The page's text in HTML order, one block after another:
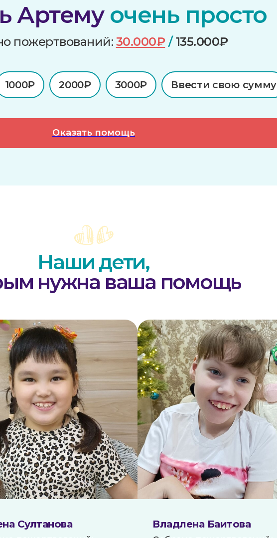
Артему очень просто
пожертвований: 30.000₽ /135.000₽
1000₽ 2000₽ 3000₽ Ввести свою сумму
Оказать помощь
Наши дети,
нужна ваша помощь
Султанова Владлена Баитова